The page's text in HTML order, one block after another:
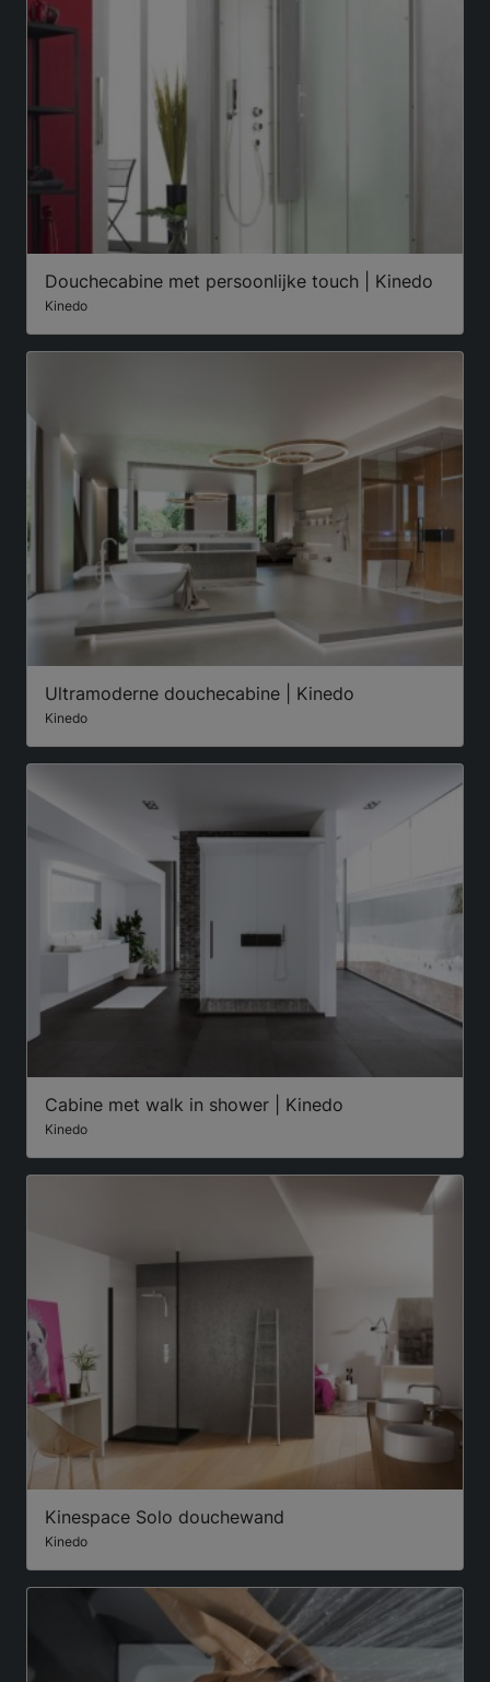
Douchecabine met persoonlijke touch | Kinedo
Kinedo
Ultramoderne douchecabine | Kinedo
Kinedo
Cabine met walk in shower | Kinedo
Kinedo
Kinespace Solo douchewand
Kinedo